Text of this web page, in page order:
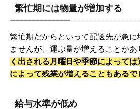
繁忙期には物量が増加する
繁忙期だからといって配送先が急に
ませんが、運ぶ量が増えることがあ
く出される月曜日や季節によって
によって残業が増えることもあるで
給与水準が低め